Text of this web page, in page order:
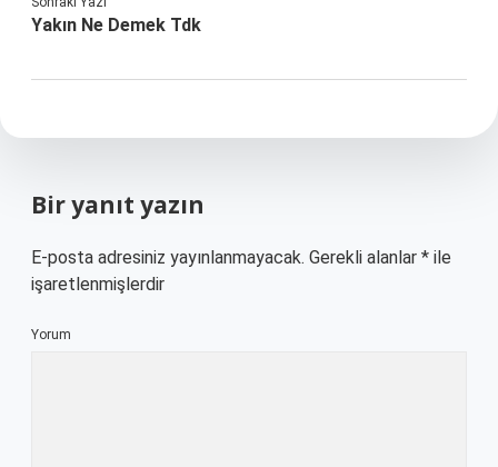
Yakın Ne Demek Tdk
Bir yanıt yazın
E-posta adresiniz yayınlanmayacak. Gerekli alanlar * ile
işaretlenmişlerdir
Yorum